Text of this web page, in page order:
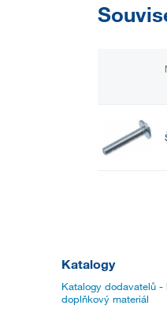
Katalogy
Katalogy dodavatelů -
doplňkový materiál